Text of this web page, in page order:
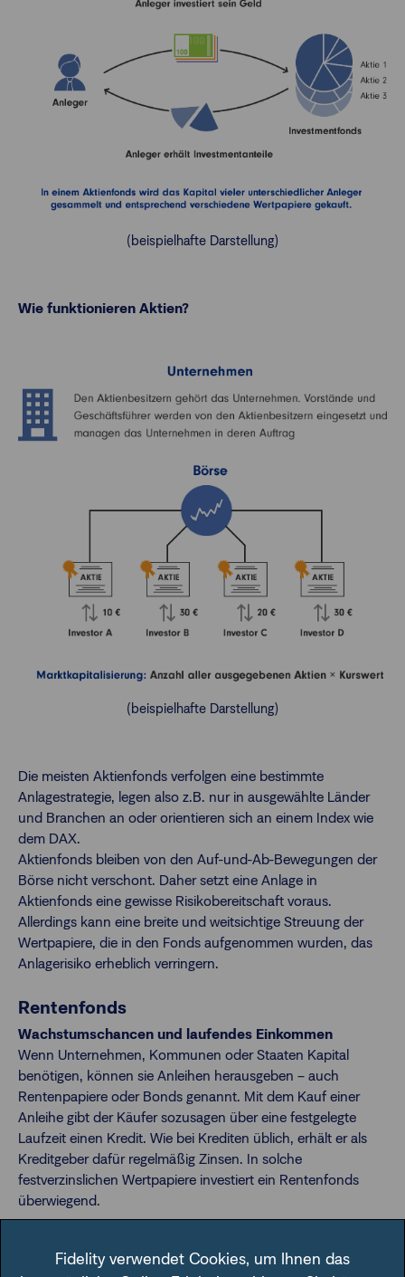
(beispielhafte Darstellung)
Wie funktionieren Aktien?
(beispielhafte Darstellung)
Die meisten Aktienfonds verfolgen eine bestimmte
Anlagestrategie, legen also z.B. nur in ausgewählte Länder
und Branchen an oder orientieren sich an einem Index wie
dem DAX.
Aktienfonds bleiben von den Auf-und-Ab-Bewegungen der
Börse nicht verschont. Daher setzt eine Anlage in
Aktienfonds eine gewisse Risikobereitschaft voraus.
Allerdings kann eine breite und weitsichtige Streuung der
Wertpapiere, die in den Fonds aufgenommen wurden, das
Anlagerisiko erheblich verringern.
Rentenfonds
Wachstumschancen und laufendes Einkommen
Wenn Unternehmen, Kommunen oder Staaten Kapital
benötigen, können sie Anleihen herausgeben – auch
Rentenpapiere oder Bonds genannt. Mit dem Kauf einer
Anleihe gibt der Käufer sozusagen über eine festgelegte
Laufzeit einen Kredit. Wie bei Krediten üblich, erhält er als
Kreditgeber dafür regelmäßig Zinsen. In solche
festverzinslichen Wertpapiere investiert ein Rentenfonds
überwiegend.
Fidelity verwendet Cookies, um Ihnen das